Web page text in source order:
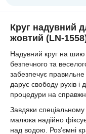
Круг надувний
жовтий (LN-
Надувний круг на шию
безпечного та
забезпечує
дарує свободу рухів і
процедури на
Завдяки
малюка надійно
над водою. Роз’ємні